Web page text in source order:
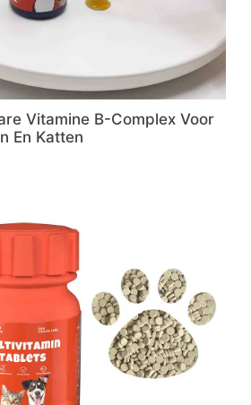
Vitamine B-Complex Voor
En Katten